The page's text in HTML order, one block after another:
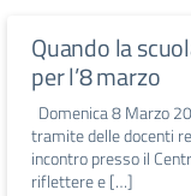
Quando la
per l’8 marzo
Domenica 8 Marzo
tramite delle docenti
incontro presso il
riflettere e […]